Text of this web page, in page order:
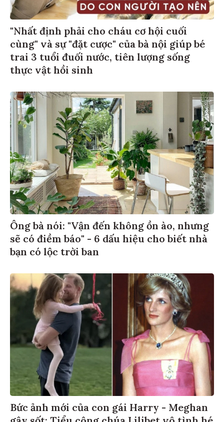
"Nhất định phải cho cháu cơ hội cuối
cùng" và sự "đặt cược" của bà nội giúp bé
trai 3 tuổi đuối nước, tiên lượng sống
thực vật hồi sinh
Ông bà nói: "Vận đến không ồn ào, nhưng
sẽ có điềm báo" - 6 dấu hiệu cho biết nhà
bạn có lộc trời ban
Bức ảnh mới của con gái Harry - Meghan
gây sốt: Tiểu công chúa Lilibet vô tình hé